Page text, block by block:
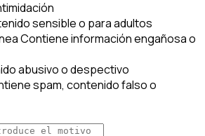
sensible o para adultos
Contiene información engañosa o
abusivo o despectivo
spam, contenido falso o